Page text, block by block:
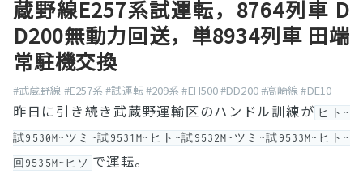
LED SS表
蔵野線E257系試運転，8764列車 D
D200無動力回送，単8934列車 田端
常駐機交換
#武蔵野線 #E257系 #試運転#209系 #EH500#DD200#高崎線#DE10
昨日に引き続き武蔵野運輸区のハンドル訓練が ヒト~
試9530M~ツミ~試9531M~ヒト~試9532M~ツミ~試9533M~ヒト~
回9535M~ヒソ で運転。